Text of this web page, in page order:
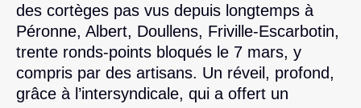
des cortèges pas vus depuis longtemps à
Péronne, Albert, Doullens, Friville-Escarbotin,
trente ronds-points bloqués le 7 mars, y
compris par des artisans. Un réveil, profond,
grâce à l’intersyndicale, qui a offert un